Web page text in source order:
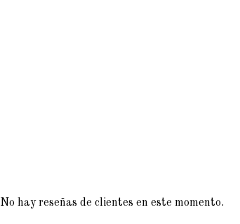
No hay reseñas de clientes en este momento.